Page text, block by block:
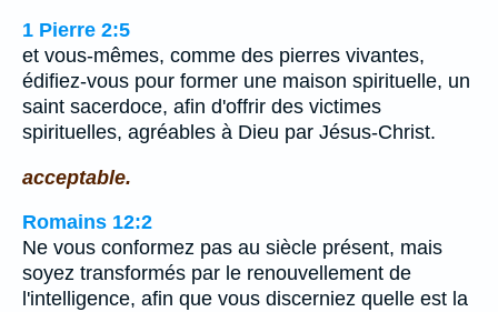
1 Pierre 2:5
et vous-mêmes, comme des pierres vivantes,
édifiez-vous pour former une maison spirituelle, un
saint sacerdoce, afin d'offrir des victimes
spirituelles, agréables à Dieu par Jésus-Christ.
acceptable.
Romains 12:2
Ne vous conformez pas au siècle présent, mais
soyez transformés par le renouvellement de
l'intelligence, afin que vous discerniez quelle est la